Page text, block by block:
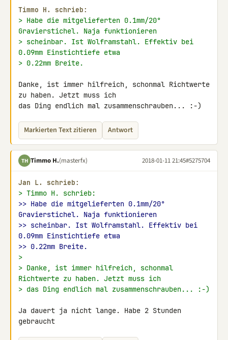
Timmo H. schrieb:
> Habe die mitgelieferten 0.1mm/20°
Gravierstichel. Naja funktionieren
> scheinbar. Ist Wolframstahl. Effektiv bei
0.09mm Einstichtiefe etwa
> 0.22mm Breite.
Danke, ist immer hilfreich, schonmal Richtwerte
zu haben. Jetzt muss ich
das Ding endlich mal zusammenschrauben... :-)
Markierten Text zitieren Antwort
TH Timmo H.(masterfx) 2018-01-11 21:45#5275704
Jan L. schrieb:
> Timmo H. schrieb:
>> Habe die mitgelieferten 0.1mm/20°
Gravierstichel. Naja funktionieren
>> scheinbar. Ist Wolframstahl. Effektiv bei
0.09mm Einstichtiefe etwa
>> 0.22mm Breite.
>
> Danke, ist immer hilfreich, schonmal
Richtwerte zu haben. Jetzt muss ich
> das Ding endlich mal zusammenschrauben... :-)
Ja dauert ja nicht lange. Habe 2 Stunden
gebraucht